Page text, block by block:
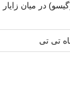
در میان زایار
تی تی